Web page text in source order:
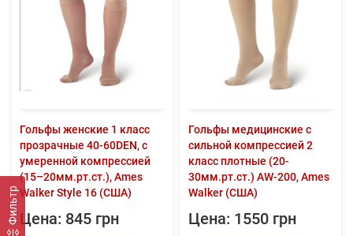
Гольфы женские 1 класс
прозрачные 40-60DEN, с
умеренной компрессией
(15–20мм.рт.ст.), Ames
Walker Style 16 (США)
Цена: 845 грн
Гольфы медицинские с
сильной компрессией 2
класс плотные (20-
30мм.рт.ст.) AW-200, Ames
Walker (США)
Цена: 1550 грн
Фильтр